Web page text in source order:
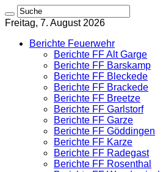
Freitag, 7. August 2026
Berichte Feuerwehr
Berichte FF Alt Garge
Berichte FF Barskamp
Berichte FF Bleckede
Berichte FF Brackede
Berichte FF Breetze
Berichte FF Garlstorf
Berichte FF Garze
Berichte FF Göddingen
Berichte FF Karze
Berichte FF Radegast
Berichte FF Rosenthal